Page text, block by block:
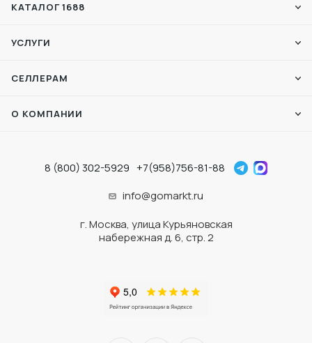
КАТАЛОГ 1688
УСЛУГИ
СЕЛЛЕРАМ
О КОМПАНИИ
8 (800) 302-5929 +7(958)756-81-88
info@gomarkt.ru
г. Москва, улица Курьяновская
набережная д. 6, стр. 2